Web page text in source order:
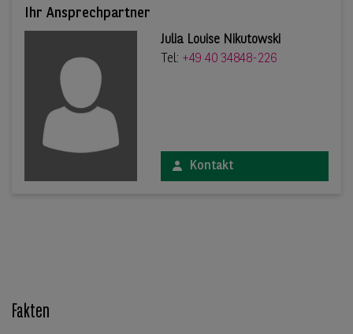
Ihr Ansprechpartner
Julia Louise Nikutowski
Tel: +49 40 34848-226
Kontakt
Fakten